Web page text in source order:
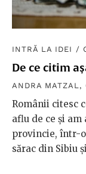
INTRĂ LA IDEI /
De ce citim
ANDRA MATZAL ,
Românii citesc
aflu de ce și
provincie, într-o
sărac din Sibiu